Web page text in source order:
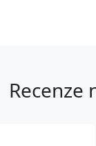
Recenze